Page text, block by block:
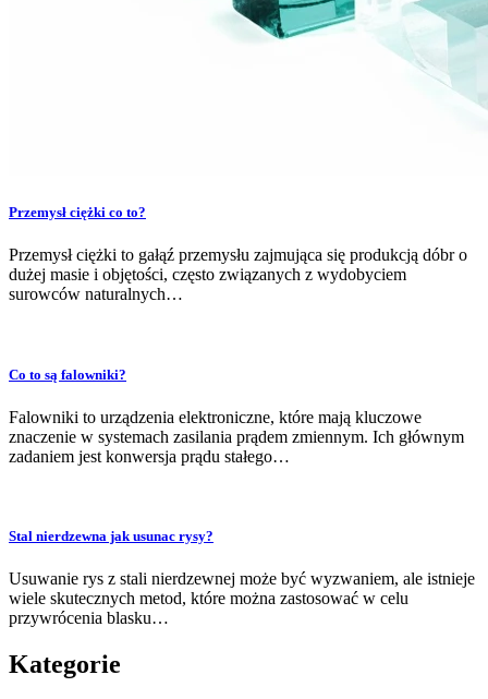
Przemysł ciężki co to?
Przemysł ciężki to gałąź przemysłu zajmująca się produkcją dóbr o
dużej masie i objętości, często związanych z wydobyciem
surowców naturalnych…
Co to są falowniki?
Falowniki to urządzenia elektroniczne, które mają kluczowe
znaczenie w systemach zasilania prądem zmiennym. Ich głównym
zadaniem jest konwersja prądu stałego…
Stal nierdzewna jak usunac rysy?
Usuwanie rys z stali nierdzewnej może być wyzwaniem, ale istnieje
wiele skutecznych metod, które można zastosować w celu
przywrócenia blasku…
Kategorie